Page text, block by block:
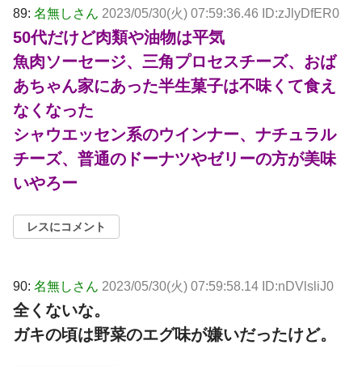
89: 名無しさん 2023/05/30(火) 07:59:36.46 ID:zJlyDfER0
50代だけど肉類や油物は平気
魚肉ソーセージ、三角プロセスチーズ、おば
あちゃん家にあった半生菓子は不味くて食え
なくなった
シャウエッセン系のウインナー、ナチュラル
チーズ、普通のドーナツやゼリーの方が美味
いやろー
レスにコメント
90: 名無しさん 2023/05/30(火) 07:59:58.14 ID:nDVlsliJ0
全くないな。
ガキの頃は野菜のエグ味が嫌いだったけど。